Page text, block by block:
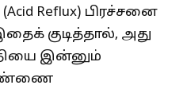
Reflux) பிரச்சனை
குடித்தால், அது
இன்னும்